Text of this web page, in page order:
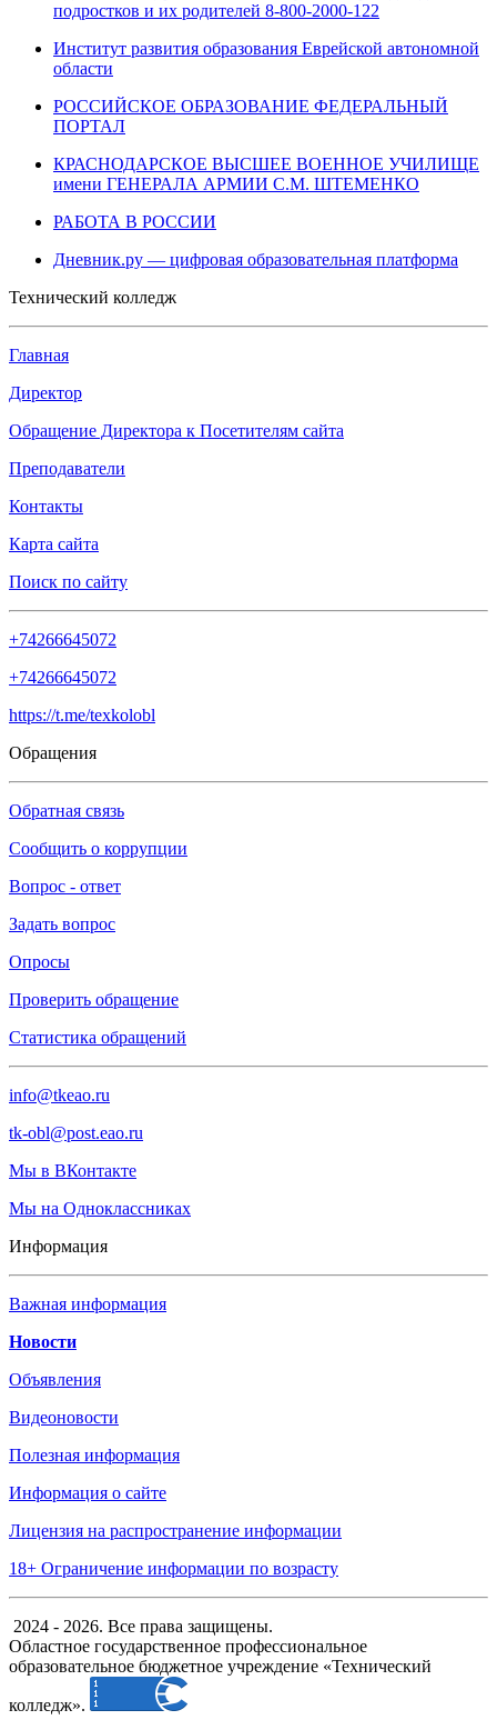
подростков и их родителей 8-800-2000-122
Институт развития образования Еврейской автономной
области
РОССИЙСКОЕ ОБРАЗОВАНИЕ ФЕДЕРАЛЬНЫЙ
ПОРТАЛ
КРАСНОДАРСКОЕ ВЫСШЕЕ ВОЕННОЕ УЧИЛИЩЕ
имени ГЕНЕРАЛА АРМИИ С.М. ШТЕМЕНКО
РАБОТА В РОССИИ
Дневник.ру — цифровая образовательная платформа
Технический колледж
Главная
Директор
Обращение Директора к Посетителям сайта
Преподаватели
Контакты
Карта сайта
Поиск по сайту
+74266645072
+74266645072
https://t.me/texkolobl
Обращения
Обратная связь
Сообщить о коррупции
Вопрос - ответ
Задать вопрос
Опросы
Проверить обращение
Статистика обращений
info@tkeao.ru
tk-obl@post.eao.ru
Мы в ВКонтакте
Мы на Одноклассниках
Информация
Важная информация
Новости
Объявления
Видеоновости
Полезная информация
Информация о сайте
Лицензия на распространение информации
18+ Ограничение информации по возрасту
2024 - 2026. Все права защищены.
Областное государственное профессиональное
образовательное бюджетное учреждение «Технический
колледж».